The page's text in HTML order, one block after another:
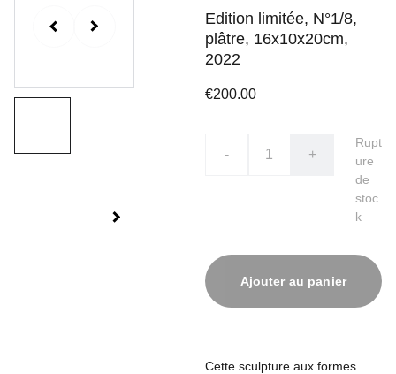
Edition limitée, N°1/8,
plâtre, 16x10x20cm,
2022
€200.00
- +
Rupt
ure
de
stoc
k
Ajouter au panier
Cette sculpture aux formes